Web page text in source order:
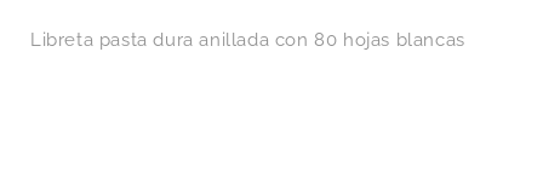
Libreta pasta dura anillada con 80 hojas blancas